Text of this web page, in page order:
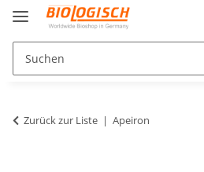
Zurück zur Liste Apeiron